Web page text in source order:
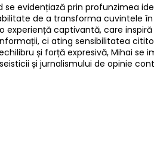
se evidențiază prin profunzimea
de a transforma cuvintele
experiență captivantă, care
ci ating sensibilitatea
și forță expresivă, Mihai se
și jurnalismului de opinie